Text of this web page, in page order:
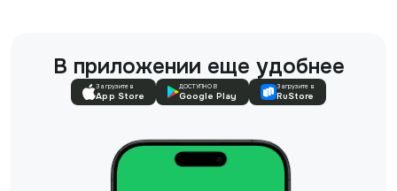
В приложении еще удобнее
Загрузите в
App Store
ДОСТУПНО В
Google Play
Загрузите в
RuStore